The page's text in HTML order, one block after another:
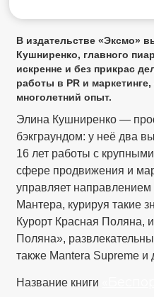
В издательстве «Эксмо»
Кушниренко, главного
искренне и без прикрас
работы в PR и
многолетний опыт.
Элина Кушниренко —
бэкграундом: у неё два
16 лет работы с
сфере продвижения и
управляет направлением
Мантера, курируя такие
Курорт Красная Поляна,
Поляна»,
также Mantera Supreme и
Название книги